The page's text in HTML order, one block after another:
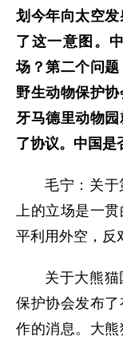
划今年向太空
了这一意图。
场？第二个问
野生动物保护
牙马德里动物
了协议。中国是
毛宁：关
上的立场是一
平利用外空，反
关于大熊
保护协会发布
作的消息。大